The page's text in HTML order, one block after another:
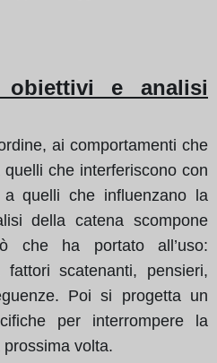
obiettivi e analisi
ai comportamenti che
che interferiscono con
quelli che influenzano la
della catena scompone
che ha portato all’uso:
scatenanti, pensieri,
Poi si progetta un
per interrompere la
volta.